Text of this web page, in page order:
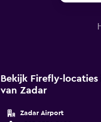
Bekijk Firefly-
van Zadar
Zadar Airport